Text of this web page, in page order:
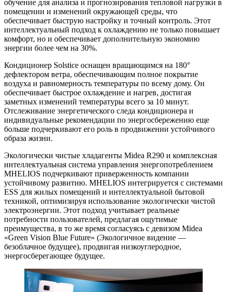
обучение для анализа и прогнозирования тепловой нагрузки в
помещении и изменений окружающей среды, что
обеспечивает быструю настройку и точный контроль. Этот
интеллектуальный подход к охлаждению не только повышает
комфорт, но и обеспечивает дополнительную экономию
энергии более чем на 30%.
Кондиционер Solstice оснащен вращающимся на 180°
дефлектором ветра, обеспечивающим полное покрытие
воздуха и равномерность температуры по всему дому. Он
обеспечивает быстрое охлаждение и нагрев, достигая
заметных изменений температуры всего за 10 минут.
Отслеживание энергетического следа кондиционера и
индивидуальные рекомендации по энергосбережению еще
больше подчеркивают его роль в продвижении устойчивого
образа жизни.
Экологически чистые хладагенты Midea R290 и комплексная
интеллектуальная система управления энергопотреблением
MHELIOS подчеркивают приверженность компании
устойчивому развитию. MHELIOS интегрируется с системами
ESS для жилых помещений и интеллектуальной бытовой
техникой, оптимизируя использование экологически чистой
электроэнергии. Этот подход учитывает реальные
потребности пользователей, предлагая ощутимые
преимущества, в то же время согласуясь с девизом Midea
«Green Vision Blue Future» (Экологичное видение —
безоблачное будущее), продвигая низкоуглеродное,
энергосберегающее будущее.